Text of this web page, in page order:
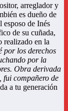
arreglador y
es dueño de
esposo de Inés
de su cuñada,
realizado en la
por los derechos
por la
Obra derivada
fui compañero de
a tu generación